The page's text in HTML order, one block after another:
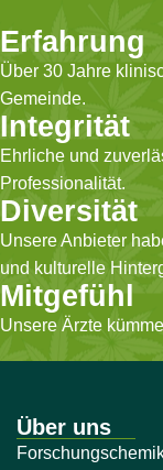
Erfahrung
Über 30 Jahre
Gemeinde.
Integrität
Ehrliche und
Professionalität.
Diversität
Unsere Anbieter
und kulturelle
Mitgefühl
Unsere Ärzte
Über uns